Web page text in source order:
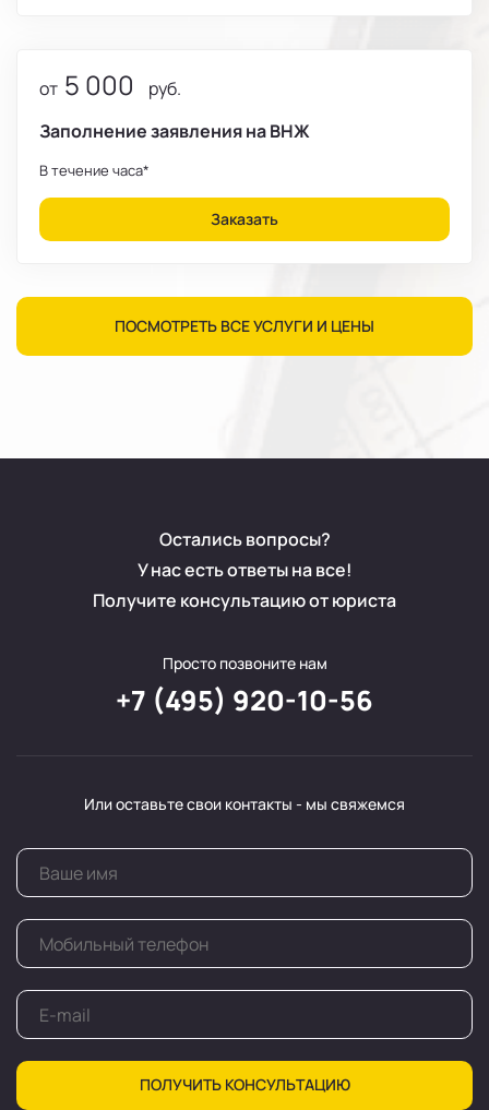
от 5 000
руб.
Заполнение заявления на ВНЖ
В течение часа*
Заказать
ПОСМОТРЕТЬ ВСЕ УСЛУГИ И ЦЕНЫ
Остались вопросы?
У нас есть ответы на все!
Получите консультацию от юриста
Просто позвоните нам
+7 (495) 920-10-56
Или оставьте свои контакты - мы свяжемся
ПОЛУЧИТЬ КОНСУЛЬТАЦИЮ